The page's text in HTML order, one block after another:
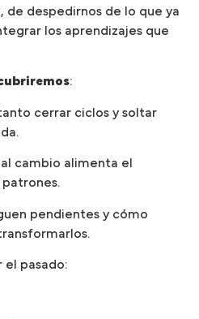
de despedirnos de lo que ya
los aprendizajes que
:
cerrar ciclos y soltar
cambio alimenta el
pendientes y cómo
el pasado: